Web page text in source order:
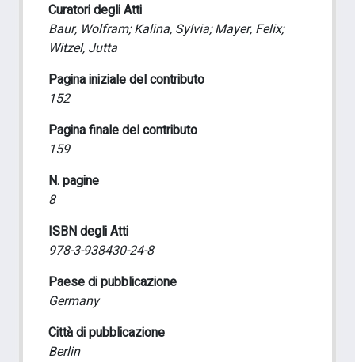
Curatori degli Atti
Baur, Wolfram; Kalina, Sylvia; Mayer, Felix;
Witzel, Jutta
Pagina iniziale del contributo
152
Pagina finale del contributo
159
N. pagine
8
ISBN degli Atti
978-3-938430-24-8
Paese di pubblicazione
Germany
Città di pubblicazione
Berlin